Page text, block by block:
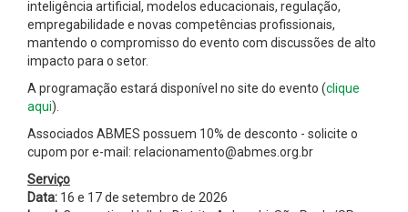
inteligência artificial, modelos educacionais, regulação,
empregabilidade e novas competências profissionais,
mantendo o compromisso do evento com discussões de alto
impacto para o setor.
A programação estará disponível no site do evento (clique
aqui).
Associados ABMES possuem 10% de desconto - solicite o
cupom por e-mail: relacionamento@abmes.org.br
Serviço
Data: 16 e 17 de setembro de 2026